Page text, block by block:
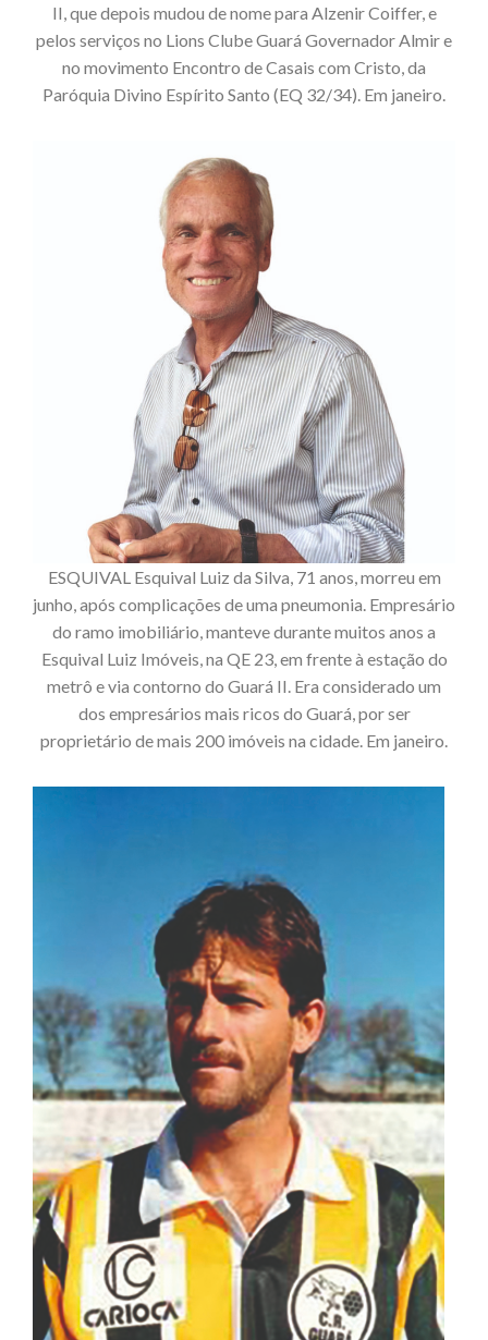
II, que depois mudou de nome para Alzenir Coiffer, e
pelos serviços no Lions Clube Guará Governador Almir e
no movimento Encontro de Casais com Cristo, da
Paróquia Divino Espírito Santo (EQ 32/34). Em janeiro.
ESQUIVAL Esquival Luiz da Silva, 71 anos, morreu em
junho, após complicações de uma pneumonia. Empresário
do ramo imobiliário, manteve durante muitos anos a
Esquival Luiz Imóveis, na QE 23, em frente à estação do
metrô e via contorno do Guará II. Era considerado um
dos empresários mais ricos do Guará, por ser
proprietário de mais 200 imóveis na cidade. Em janeiro.